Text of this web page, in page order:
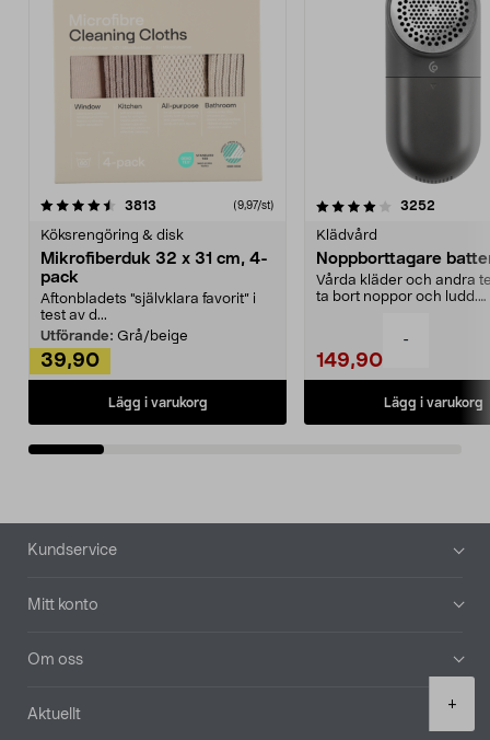
-
+
3813 (9,97/st)
Köksrengöring & disk
Mikrofiberduk 32 x 31 cm, 4-
pack
Aftonbladets "självklara favorit” i
test av d...
Utförande: Grå/beige
39,90
Lägg i varukorg
4.0av 5 stjärnor 3252
Klädvård
Noppborttagare
Vårda kläder och andra
ta bort noppor och ludd.
149,90
Lägg i varukorg
4.5av 5 stjärnor
Sidfot
Kundservice
Mitt konto
Om oss
Aktuellt